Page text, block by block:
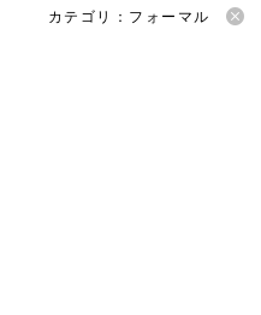
カテゴリ：フォーマル